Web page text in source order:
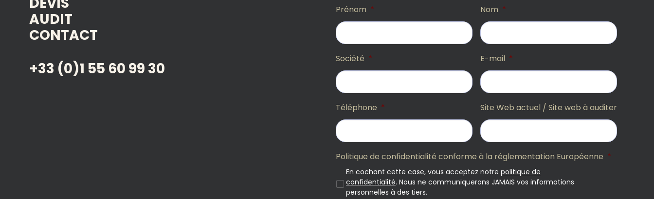
AUDIT
CONTACT
+33 (0)1 55 60 99 30
Prénom * Nom *
Société * E-mail *
Téléphone * Site Web actuel / Site web à auditer
Politique de confidentialité conforme à la réglementation Européenne *
En cochant cette case, vous acceptez notre politique de
confidentialité. Nous ne communiquerons JAMAIS vos informations
personnelles à des tiers.